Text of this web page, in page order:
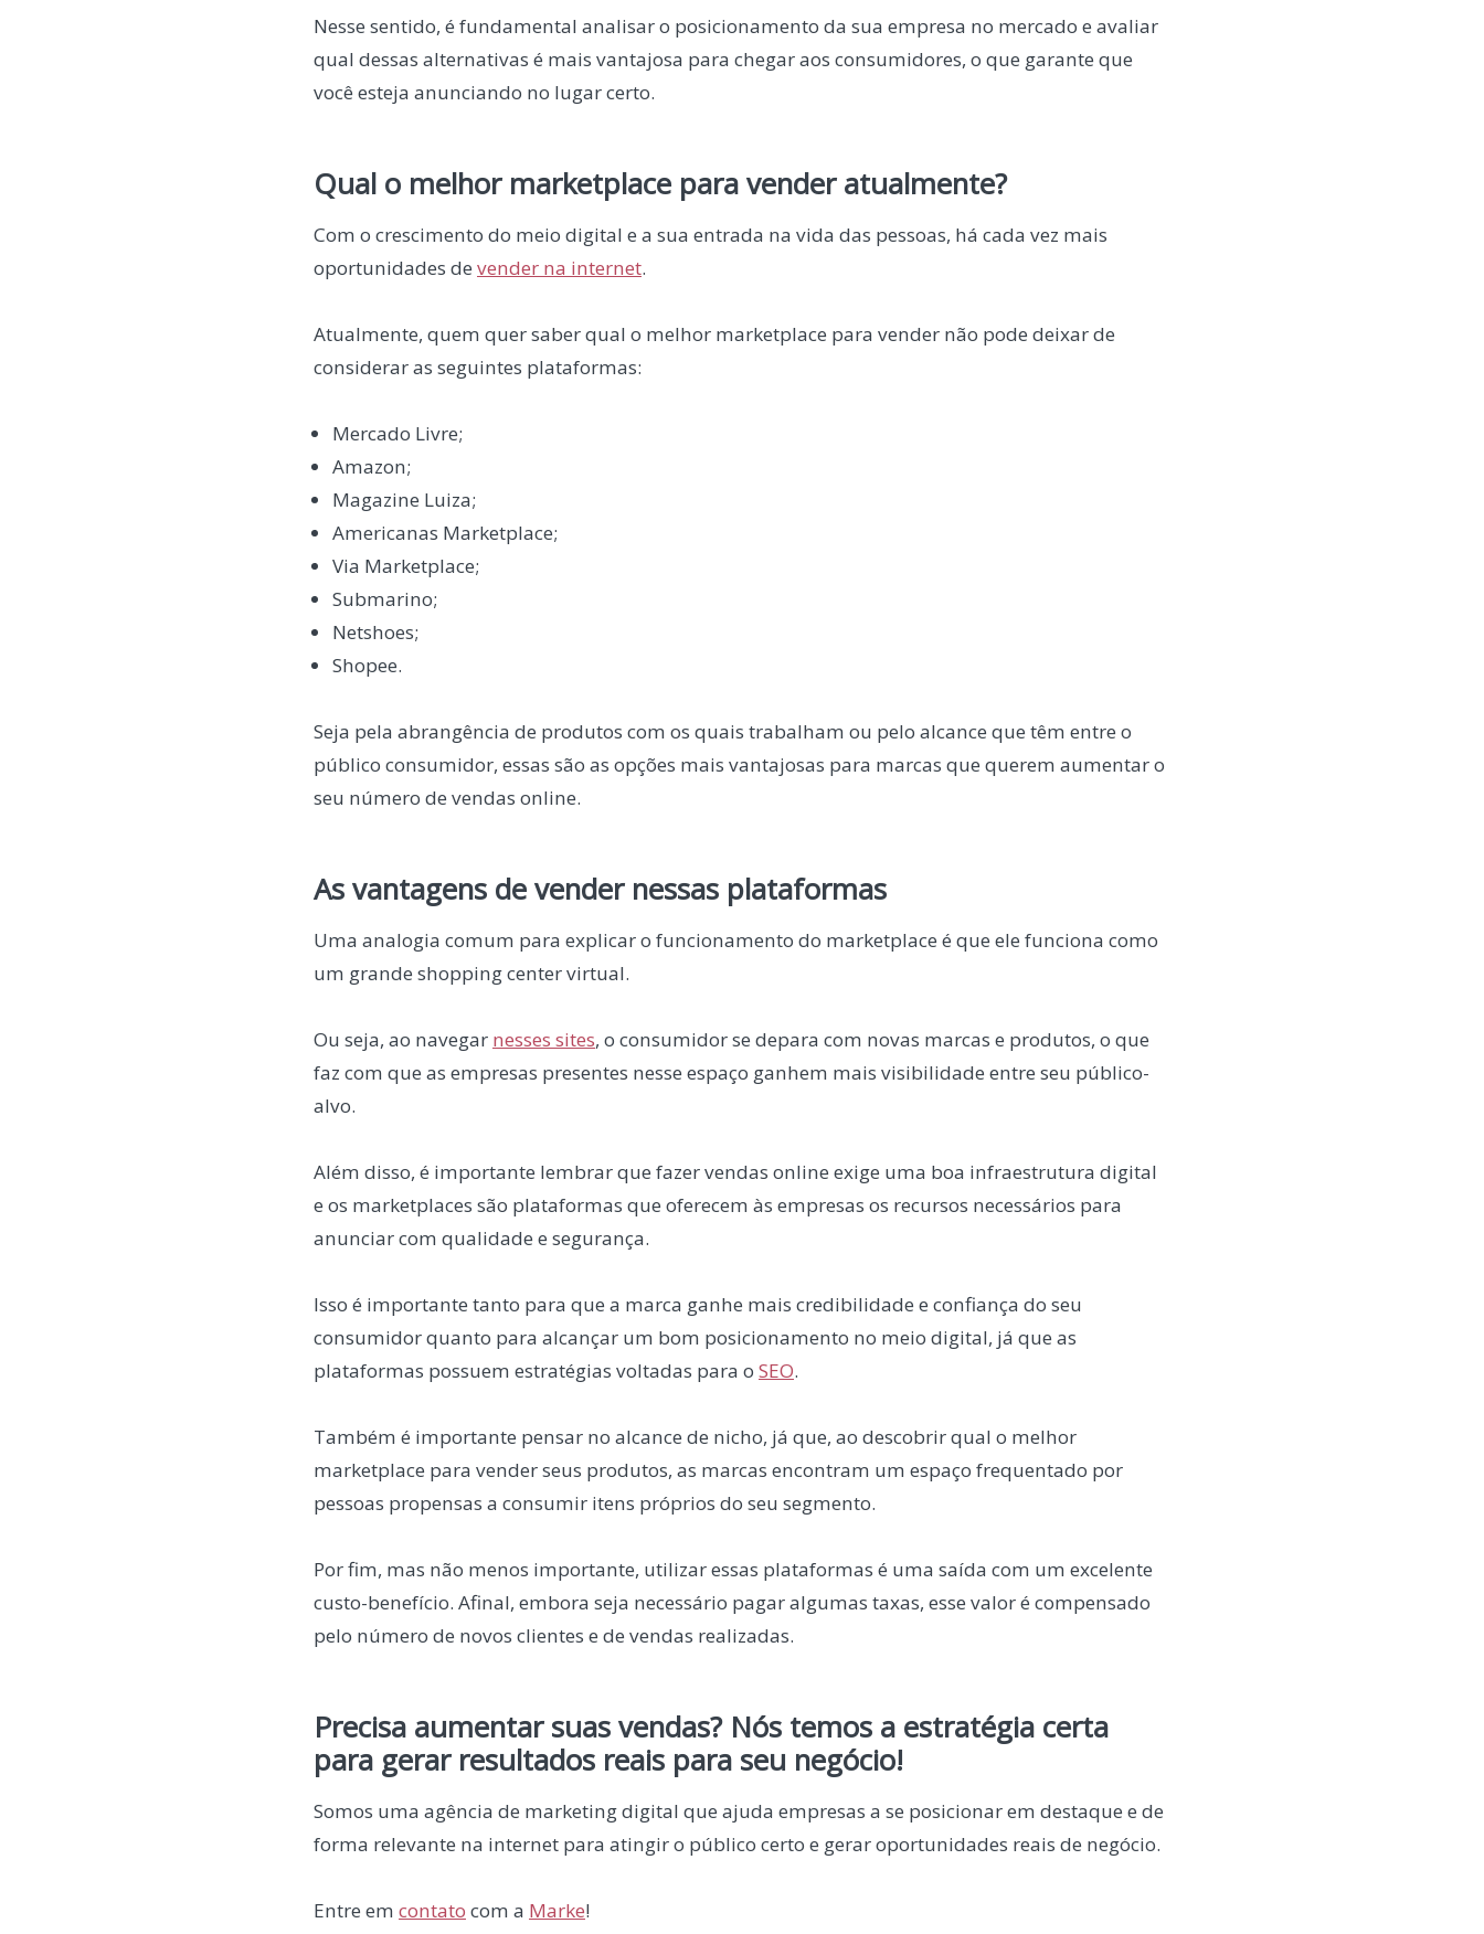
Nesse sentido, é fundamental analisar o posicionamento da sua empresa no mercado e avaliar
qual dessas alternativas é mais vantajosa para chegar aos consumidores, o que garante que
você esteja anunciando no lugar certo.
Qual o melhor marketplace para vender atualmente?
Com o crescimento do meio digital e a sua entrada na vida das pessoas, há cada vez mais
oportunidades devender na internet.
Atualmente, quem quer saber qual o melhor marketplace para vender não pode deixar de
considerar as seguintes plataformas:
Mercado Livre;
Amazon;
Magazine Luiza;
Americanas Marketplace;
Via Marketplace;
Submarino;
Netshoes;
Shopee.
Seja pela abrangência de produtos com os quais trabalham ou pelo alcance que têm entre o
público consumidor, essas são as opções mais vantajosas para marcas que querem aumentar o
seu número de vendas online.
As vantagens de vender nessas plataformas
Uma analogia comum para explicar o funcionamento do marketplace é que ele funciona como
um grande shopping center virtual.
Ou seja, ao navegar nesses sites, o consumidor se depara com novas marcas e produtos, o que
faz com que as empresas presentes nesse espaço ganhem mais visibilidade entre seu público-
alvo.
Além disso, é importante lembrar que fazer vendas online exige uma boa infraestrutura digital
e os marketplaces são plataformas que oferecem às empresas os recursos necessários para
anunciar com qualidade e segurança.
Isso é importante tanto para que a marca ganhe mais credibilidade e confiança do seu
consumidor quanto para alcançar um bom posicionamento no meio digital, já que as
plataformas possuem estratégias voltadas para o SEO.
Também é importante pensar no alcance de nicho, já que, ao descobrir qual o melhor
marketplace para vender seus produtos, as marcas encontram um espaço frequentado por
pessoas propensas a consumir itens próprios do seu segmento.
Por fim, mas não menos importante, utilizar essas plataformas é uma saída com um excelente
custo-benefício. Afinal, embora seja necessário pagar algumas taxas, esse valor é compensado
pelo número de novos clientes e de vendas realizadas.
Precisa aumentar suas vendas? Nós temos a estratégia certa
para gerar resultados reais para seu negócio!
Somos uma agência de marketing digital que ajuda empresas a se posicionar em destaque e de
forma relevante na internet para atingir o público certo e gerar oportunidades reais de negócio.
Entre em contato com a Marke!